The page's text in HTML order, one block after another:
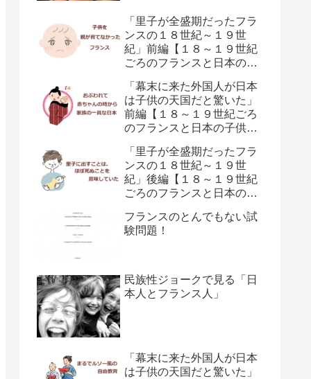
「里子が全盛期だったフラ
ンスの１８世紀～１９世
紀」前編【１８～１９世紀
ごろのフランスと日本の子
「幕末に来た外国人が日本
は子供の天国だと驚いた」
前編【１８～１９世紀ごろ
のフランスと日本の子供の
「里子が全盛期だったフラ
ンスの１８世紀～１９世
紀」後編【１８～１９世紀
ごろのフランスと日本の子
フランスのとんでもない試
験問題！
民族性ジョークで見る「日
本人とフランス人」
「幕末に来た外国人が日本
は子供の天国だと驚いた」